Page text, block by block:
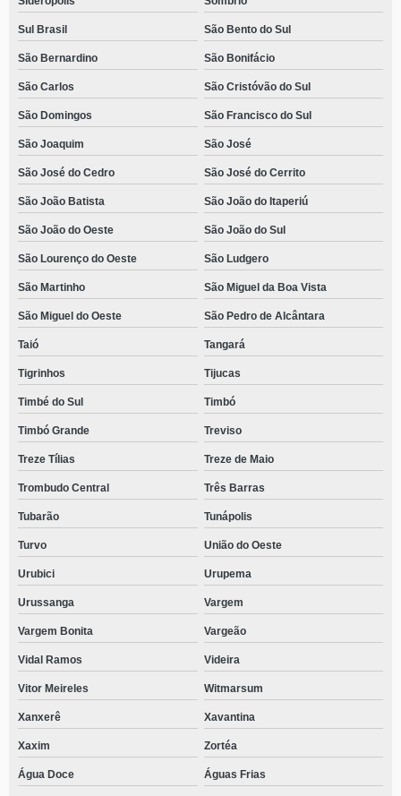
Sul Brasil São Bento do Sul
São Bernardino São Bonifácio
São Carlos São Cristóvão do Sul
São Domingos São Francisco do Sul
São Joaquim São José
São José do Cedro São José do Cerrito
São João Batista São João do Itaperiú
São João do Oeste São João do Sul
São Lourenço do Oeste São Ludgero
São Martinho São Miguel da Boa Vista
São Miguel do Oeste São Pedro de Alcântara
Taió Tangará
Tigrinhos Tijucas
Timbé do Sul Timbó
Timbó Grande Treviso
Treze Tílias Treze de Maio
Trombudo Central Três Barras
Tubarão Tunápolis
Turvo União do Oeste
Urubici Urupema
Urussanga Vargem
Vargem Bonita Vargeão
Vidal Ramos Videira
Vitor Meireles Witmarsum
Xanxerê Xavantina
Xaxim Zortéa
Água Doce Águas Frias